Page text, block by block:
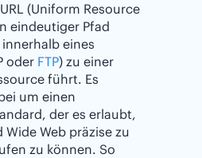
(Uniform Resource
eindeutiger Pfad
eines
oder FTP) zu einer
führt. Es
um einen
der es erlaubt,
Web präzise zu
zu können. So